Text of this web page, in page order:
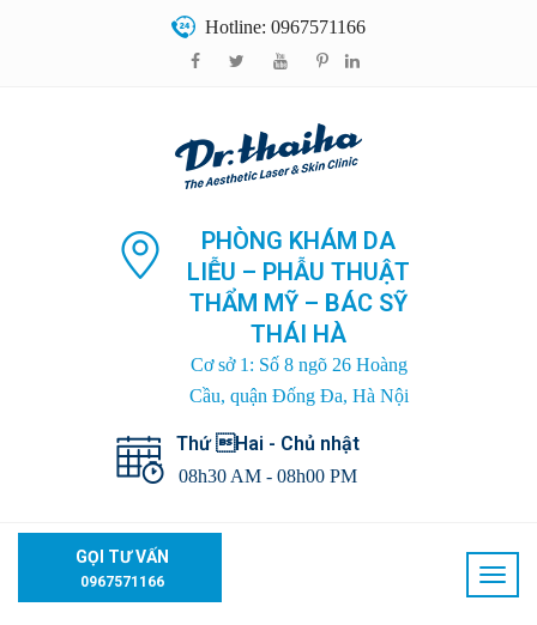
Hotline: 0967571166
PHÒNG KHÁM DA
LIỄU – PHẪU THUẬT
THẨM MỸ – BÁC SỸ
THÁI HÀ
Cơ sở 1: Số 8 ngõ 26 Hoàng
Cầu, quận Đống Đa, Hà Nội
Thứ Hai - Chủ nhật
08h30 AM - 08h00 PM
GỌI TƯ VẤN
0967571166